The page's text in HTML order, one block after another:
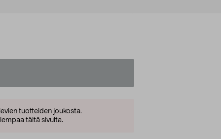
tuotteiden joukosta.
tältä sivulta.